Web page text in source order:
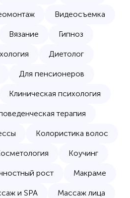
Видеосъемка
Вязание Гипноз
Диетолог
Для пенсионеров
Клиническая психология
терапия
Колористика волос
Коучинг
рост Макраме
и SPA Массаж лица